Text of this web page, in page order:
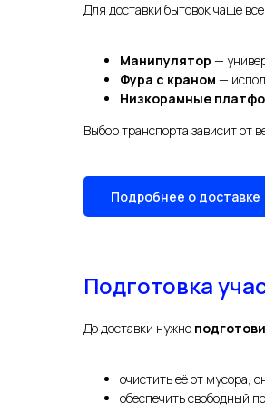
Для доставки бытовок чаще
Манипулятор —
Фура с краном —
Низкорамные
Выбор транспорта зависит от
Подробнее о доставке
Подготовка
До доставки нужно
очистить её от мусора,
обеспечить свободный